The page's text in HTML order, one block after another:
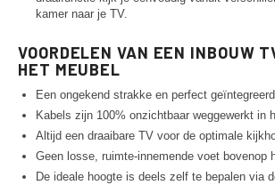
kamer naar je TV.
VOORDELEN VAN EEN INBOUW
HET MEUBEL
Een ongekend strakke en perfect
Kabels zijn 100% onzichtbaar weggewerkt in
Altijd een draaibare TV voor de optimale
Geen losse, ruimte-innemende voet bovenop
De ideale hoogte is deels zelf te bepalen via